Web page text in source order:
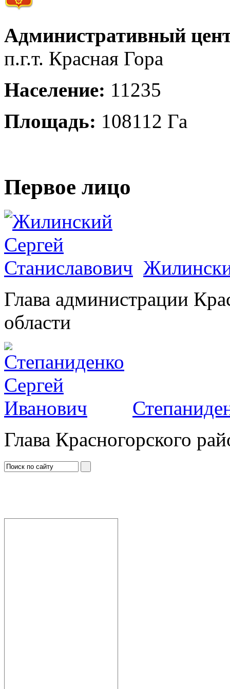
Административный
п.г.т. Красная Гора
Население: 11235
Площадь: 108112 Га
Первое лицо
Глава администрации
области
Глава Красногорского